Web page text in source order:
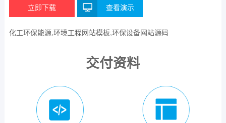
立即下载 查看演示
化工环保能源,环境工程网站模板,环保设备网站源码
交付资料